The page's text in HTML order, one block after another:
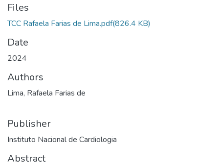
Files
TCC Rafaela Farias de Lima.pdf(826.4 KB)
Date
2024
Authors
Lima, Rafaela Farias de
Publisher
Instituto Nacional de Cardiologia
Abstract